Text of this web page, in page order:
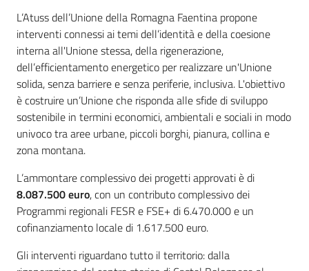
Leggi
Atti
Bandi
Piani
Programmi
Progetti
Nucleo
di
valutazione
L’Atuss dell’Unione della Romagna Faentina propone
interventi connessi ai temi dell’identità e della coesione
interna all'Unione stessa, della rigenerazione,
dell’efficientamento energetico per realizzare un'Unione
solida, senza barriere e senza periferie, inclusiva. L'obiettivo
è costruire un’Unione che risponda alle sfide di sviluppo
sostenibile in termini economici, ambientali e sociali in modo
univoco tra aree urbane, piccoli borghi, pianura, collina e
zona montana.
L’ammontare complessivo dei progetti approvati è di
8.087.500 euro, con un contributo complessivo dei
Programmi regionali FESR e FSE+ di 6.470.000 e un
cofinanziamento locale di 1.617.500 euro.
Gli interventi riguardano tutto il territorio: dalla